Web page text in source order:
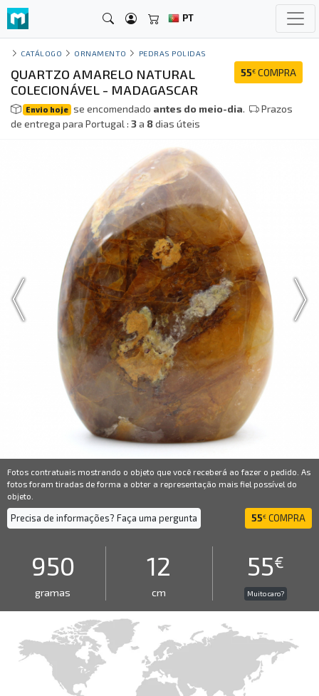
PT
CATÁLOGO ORNAMENTO PEDRAS POLIDAS
55€ COMPRA
QUARTZO AMARELO NATURAL
COLECIONÁVEL - MADAGASCAR
Envio hoje se encomendado antes do meio-dia.
Prazos
de entrega para Portugal : 3a 8dias úteis
Fotos contratuais mostrando o objeto que você receberá ao fazer o pedido. As
fotos foram tiradas de forma a obter a representação mais fiel possível do
objeto.
Precisa de informações? Faça uma pergunta 55€ COMPRA
950
gramas
12
cm
55€
Muito caro?